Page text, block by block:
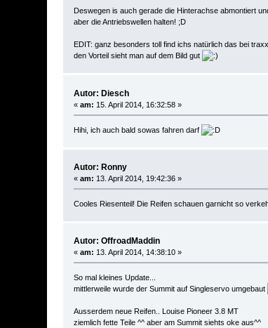
Deswegen is auch gerade die Hinterachse abmontiert
aber die Antriebswellen halten! ;D
EDIT: ganz besonders toll find ichs natürlich das bei
den Vorteil sieht man auf dem Bild gut
Autor: Diesch
«am: 15. April 2014, 16:32:58 »
Hihi, ich auch bald sowas fahren darf
Autor: Ronny
«am: 13. April 2014, 19:42:36 »
Cooles Riesenteil! Die Reifen schauen garnicht so
Autor: OffroadMaddin
«am: 13. April 2014, 14:38:10 »
So mal kleines Update...
mittlerweile wurde der Summit auf Singleservo umgebaut
Ausserdem neue Reifen.. Louise Pioneer 3.8 MT
ziemlich fette Teile ^^ aber am Summit siehts oke aus^^